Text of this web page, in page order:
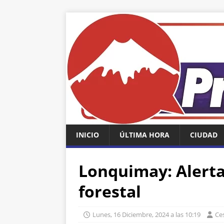
INICIO ÚLTIMA HORA CIUDAD
Lonquimay:
forestal
Lunes, 16 Diciembre, 2024 a las 10:19